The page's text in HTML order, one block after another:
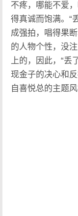
不疼，哪能不爱，
得真诚而饱满。“
成强拍，唱得果
的人物个性，没
上的，因此，“丢
现金子的决心和
自喜悦总的主题风